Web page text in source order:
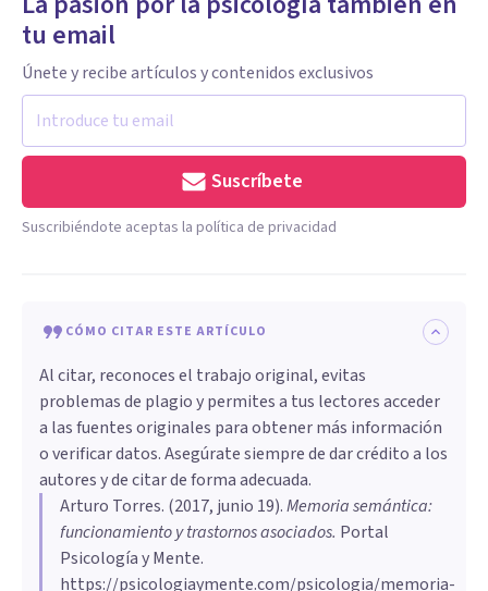
tu email
Únete y recibe artículos y contenidos exclusivos
Suscríbete
Suscribiéndote aceptas la política de privacidad
CÓMO CITAR ESTE ARTÍCULO
Al citar, reconoces el trabajo original, evitas
problemas de plagio y permites a tus lectores acceder
a las fuentes originales para obtener más información
o verificar datos. Asegúrate siempre de dar crédito a los
autores y de citar de forma adecuada.
Arturo Torres. (2017, junio 19).Memoria semántica:
funcionamiento y trastornos asociados. Portal
Psicología y Mente.
https://psicologiaymente.com/psicologia/memoria-